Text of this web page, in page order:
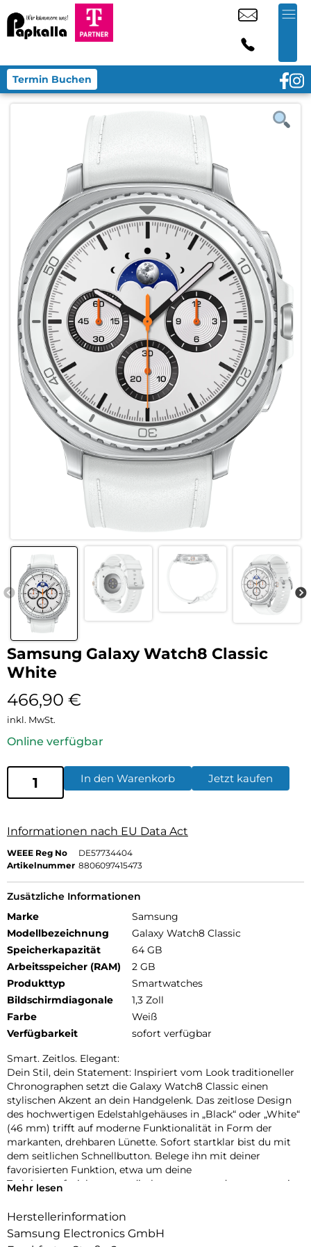
Termin Buchen
Samsung Galaxy Watch8 Classic
White
466,90 €
inkl. MwSt.
Online verfügbar
In den Warenkorb Jetzt kaufen
Informationen nach EU Data Act
WEEE Reg No
DE57734404
Artikelnummer 8806097415473
Zusätzliche Informationen
Marke
Samsung
Modellbezeichnung
Galaxy Watch8 Classic
Speicherkapazität
64 GB
Arbeitsspeicher (RAM)
2 GB
Produkttyp
Smartwatches
Bildschirmdiagonale
1,3 Zoll
Farbe
Weiß
Verfügbarkeit
sofort verfügbar
Smart. Zeitlos. Elegant:
Dein Stil, dein Statement: Inspiriert vom Look traditioneller
Chronographen setzt die Galaxy Watch8 Classic einen
stylischen Akzent an dein Handgelenk. Das zeitlose Design
des hochwertigen Edelstahlgehäuses in „Black“ oder „White“
(46 mm) trifft auf moderne Funktionalität in Form der
markanten, drehbaren Lünette. Sofort startklar bist du mit
dem seitlichen Schnellbutton. Belege ihn mit deiner
favorisierten Funktion, etwa um deine
Trainingsaufzeichnungen direkt zu starten oder spontan eine
Armbänder bieten eine große Auswahl an hochwertigen
nur einem Klick aus, um deinen persönlichen Stil mit dem
Mehr lesen
Herstellerinformation
Samsung Electronics GmbH